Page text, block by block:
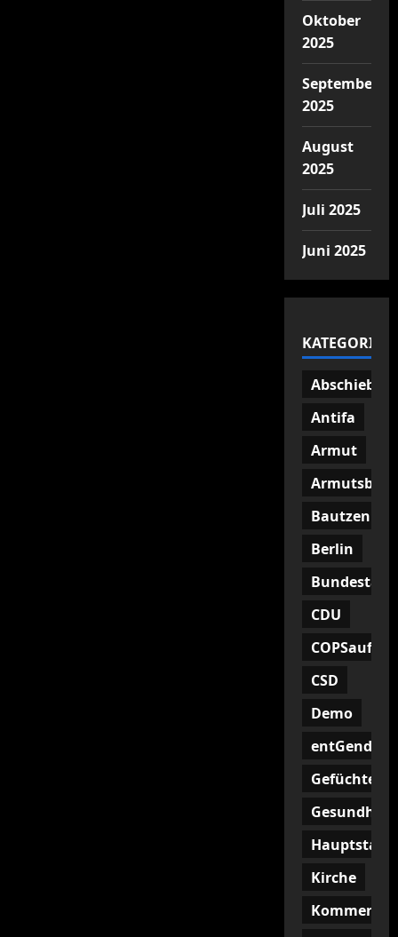
Oktober
2025
September
2025
August
2025
Juli 2025
Juni 2025
KATEGORIEN
Antifa
Armut
Bautzen
Berlin
Bundestag
CDU
CSD
Demo
entGendern
Gefüchtete
Gesundheit
Hauptstadt
Kirche
Kommentar